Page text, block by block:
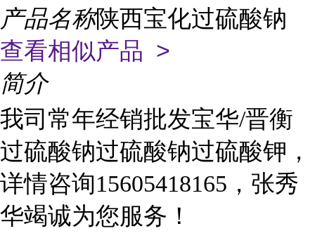
产品名称陕西宝化过硫酸钠
查看相似产品 >
简介
我司常年经销批发宝华/晋衡
过硫酸钠过硫酸钠过硫酸钾，
详情咨询15605418165，张秀
华竭诚为您服务！